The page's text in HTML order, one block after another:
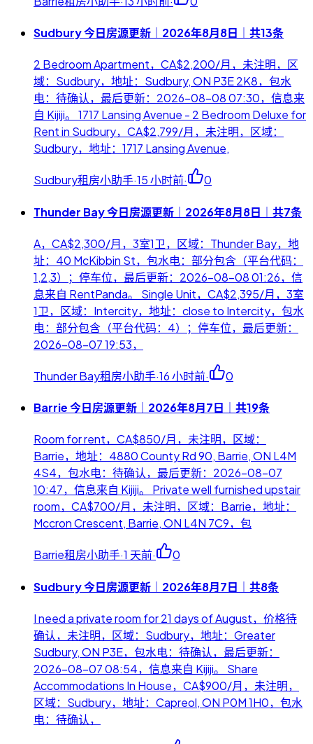
Sudbury 今日房源更新｜2026年8月8日｜共13条
2 Bedroom Apartment，CA$2,200/月，未注明，区
域：Sudbury，地址：Sudbury, ON P3E 2K8，包水
电：待确认，最后更新：2026-08-08 07:30，信息来
自 Kijiji。 1717 Lansing Avenue - 2 Bedroom Deluxe for
Rent in Sudbury，CA$2,799/月，未注明，区域：
Sudbury，地址：1717 Lansing Avenue,
Sudbury租房小助手·15 小时前· 0
Thunder Bay 今日房源更新｜2026年8月8日｜共7条
A，CA$2,300/月，3室1卫，区域：Thunder Bay，地
址：40 McKibbin St，包水电：部分包含（平台代码：
1,2,3）；停车位，最后更新：2026-08-08 01:26，信
息来自 RentPanda。 Single Unit，CA$2,395/月，3室
1卫，区域：Intercity，地址：close to Intercity，包水
电：部分包含（平台代码：4）；停车位，最后更新：
2026-08-07 19:53，
Thunder Bay租房小助手·16 小时前· 0
Barrie 今日房源更新｜2026年8月7日｜共19条
Room for rent，CA$850/月，未注明，区域：
Barrie，地址：4880 County Rd 90, Barrie, ON L4M
4S4，包水电：待确认，最后更新：2026-08-07
10:47，信息来自 Kijiji。 Private well furnished upstair
room，CA$700/月，未注明，区域：Barrie，地址：
Mccron Crescent, Barrie, ON L4N 7C9，包
Barrie租房小助手·1 天前· 0
Sudbury 今日房源更新｜2026年8月7日｜共8条
I need a private room for 21 days of August，价格待
确认，未注明，区域：Sudbury，地址：Greater
Sudbury, ON P3E，包水电：待确认，最后更新：
2026-08-07 08:54，信息来自 Kijiji。 Share
Accommodations In House，CA$900/月，未注明，
区域：Sudbury，地址：Capreol, ON P0M 1H0，包水
电：待确认，